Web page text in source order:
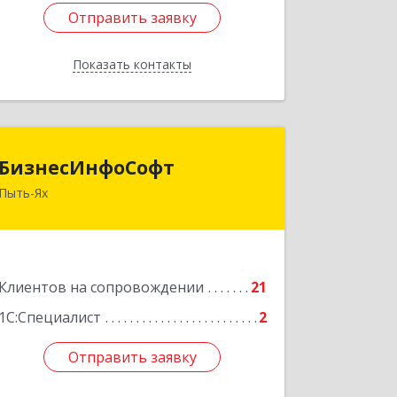
Отправить заявку
Показать контакты
Отправить заявку
Назад
БизнесИнфоСофт
Пыть-Ях
Клиентов на сопровождении
21
1С:Специалист
2
Отправить заявку
БизнесИнфоСофт
Отправить заявку